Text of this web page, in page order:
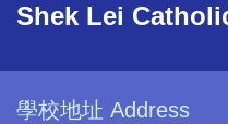
Shek Lei
學校地址 Address